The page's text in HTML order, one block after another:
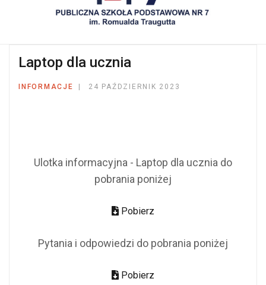
Laptop dla ucznia
INFORMACJE 24 PAŹDZIERNIK 2023
Ulotka informacyjna - Laptop dla ucznia do
pobrania poniżej
Pobierz
Pytania i odpowiedzi do pobrania poniżej
Pobierz